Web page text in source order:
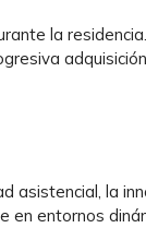
la
asistencial, la
entornos